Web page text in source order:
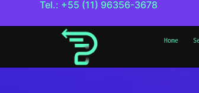
Tel.: +55 (11) 96356-3678
Home